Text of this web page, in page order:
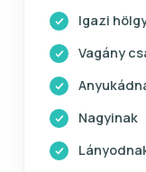
Igazi
Vagány
Nagyinak